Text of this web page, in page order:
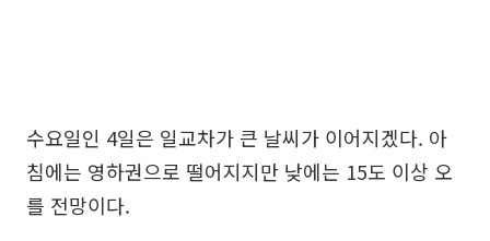
수요일인 4일은 일교차가 큰 날씨가 이어지겠다. 아
침에는 영하권으로 떨어지지만 낮에는 15도 이상 오
를 전망이다.